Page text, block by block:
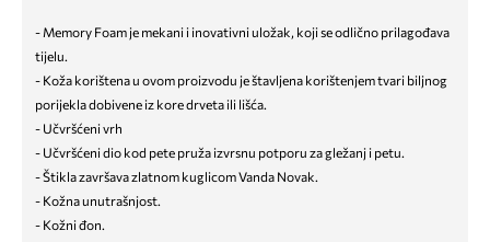
- Memory Foam je mekani i inovativni uložak, koji se odlično prilagođava
tijelu.
- Koža korištena u ovom proizvodu je štavljena korištenjem tvari biljnog
porijekla dobivene iz kore drveta ili lišća.
- Učvršćeni vrh
- Učvršćeni dio kod pete pruža izvrsnu potporu za gležanj i petu.
- Štikla završava zlatnom kuglicom Vanda Novak.
- Kožna unutrašnjost.
- Kožni đon.